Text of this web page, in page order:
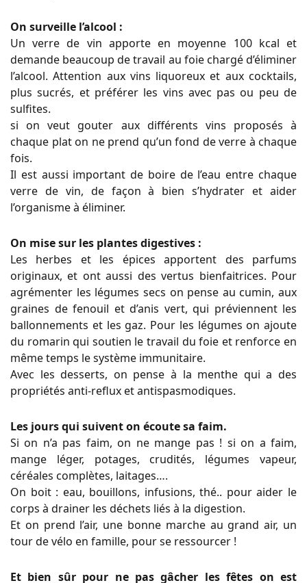
On surveille l’alcool :
Un verre de vin apporte en moyenne 100 kcal et
demande beaucoup de travail au foie chargé d’éliminer
l’alcool. Attention aux vins liquoreux et aux cocktails,
plus sucrés, et préférer les vins avec pas ou peu de
sulfites.
si on veut gouter aux différents vins proposés à
chaque plat on ne prend qu’un fond de verre à chaque
fois.
Il est aussi important de boire de l’eau entre chaque
verre de vin, de façon à bien s’hydrater et aider
l’organisme à éliminer.
On mise sur les plantes digestives :
Les herbes et les épices apportent des parfums
originaux, et ont aussi des vertus bienfaitrices. Pour
agrémenter les légumes secs on pense au cumin, aux
graines de fenouil et d’anis vert, qui préviennent les
ballonnements et les gaz. Pour les légumes on ajoute
du romarin qui soutien le travail du foie et renforce en
même temps le système immunitaire.
Avec les desserts, on pense à la menthe qui a des
propriétés anti-reflux et antispasmodiques.
Les jours qui suivent on écoute sa faim.
Si on n’a pas faim, on ne mange pas ! si on a faim,
mange léger, potages, crudités, légumes vapeur,
céréales complètes, laitages….
On boit : eau, bouillons, infusions, thé.. pour aider le
corps à drainer les déchets liés à la digestion.
Et on prend l’air, une bonne marche au grand air, un
tour de vélo en famille, pour se ressourcer !
Et bien sûr pour ne pas gâcher les fêtes on est